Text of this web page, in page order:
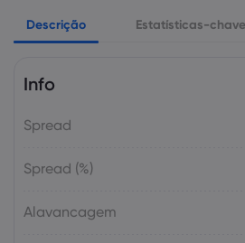
US Government Shutdown Threatens
October Inflation Data Release
US-EU Relations: Russia Sanctions
Descrição Estatísticas-chave
Info
Spread
Spread (%)
Alavancagem